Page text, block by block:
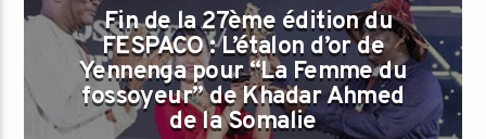
Fin de la 27ème édition du
FESPACO : L’étalon d’or de
Yennenga pour “La Femme du
fossoyeur” de Khadar Ahmed
de la Somalie